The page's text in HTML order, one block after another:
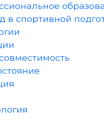
спортивной